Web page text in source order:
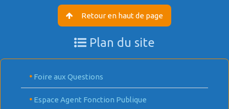
Retour en haut de page
Plan du site
• Foire aux Questions
• Espace Agent Fonction Publique